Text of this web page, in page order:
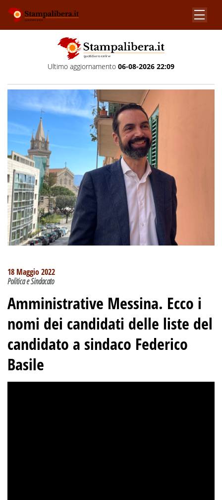
Ultimo aggiornamento 06-08-2026 22:09
18 Maggio 2022
Politica e Sindacato
Amministrative Messina. Ecco i
nomi dei candidati delle liste del
candidato a sindaco Federico
Basile